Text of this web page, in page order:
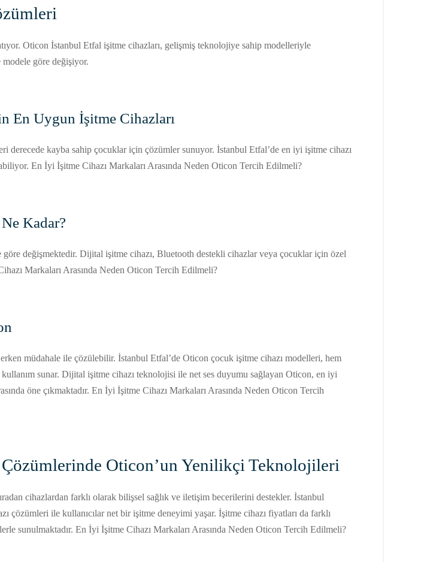
Oticon İstanbul Etfal işitme cihazları, gelişmiş teknolojiye sahip modelleriyle
modele göre değişiyor.
En Uygun İşitme Cihazları
derecede kayba sahip çocuklar için çözümler sunuyor. İstanbul Etfal’de en iyi işitme cihazı
En İyi İşitme Cihazı Markaları Arasında Neden Oticon Tercih Edilmeli?
Kadar?
değişmektedir. Dijital işitme cihazı, Bluetooth destekli cihazlar veya çocuklar için özel
Markaları Arasında Neden Oticon Tercih Edilmeli?
müdahale ile çözülebilir. İstanbul Etfal’de Oticon çocuk işitme cihazı modelleri, hem
sunar. Dijital işitme cihazı teknolojisi ile net ses duyumu sağlayan Oticon, en iyi
öne çıkmaktadır. En İyi İşitme Cihazı Markaları Arasında Neden Oticon Tercih
Oticon’un Yenilikçi Teknolojileri
cihazlardan farklı olarak bilişsel sağlık ve iletişim becerilerini destekler. İstanbul
çözümleri ile kullanıcılar net bir işitme deneyimi yaşar. İşitme cihazı fiyatları da farklı
sunulmaktadır. En İyi İşitme Cihazı Markaları Arasında Neden Oticon Tercih Edilmeli?